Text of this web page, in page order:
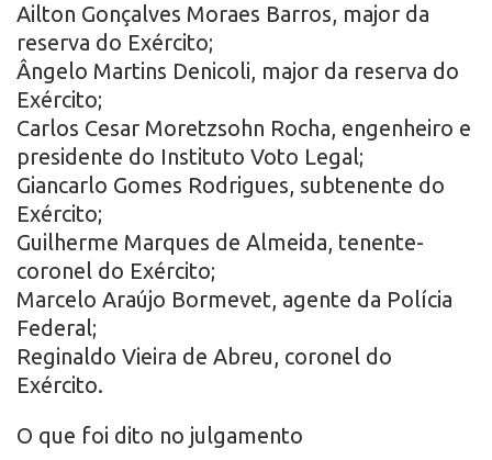
Ailton Gonçalves Moraes Barros, major da
reserva do Exército;
Ângelo Martins Denicoli, major da reserva do
Exército;
Carlos Cesar Moretzsohn Rocha, engenheiro e
presidente do Instituto Voto Legal;
Giancarlo Gomes Rodrigues, subtenente do
Exército;
Guilherme Marques de Almeida, tenente-
coronel do Exército;
Marcelo Araújo Bormevet, agente da Polícia
Federal;
Reginaldo Vieira de Abreu, coronel do
Exército.
O que foi dito no julgamento